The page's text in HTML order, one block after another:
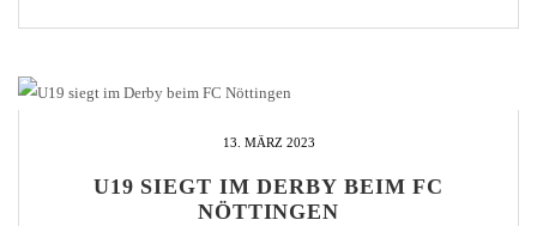
Pforzheimer Siege fanden in Nöttingen statt. Zu Hause konnte der 1.
13. MÄRZ 2023
U19 SIEGT IM DERBY BEIM FC
NÖTTINGEN